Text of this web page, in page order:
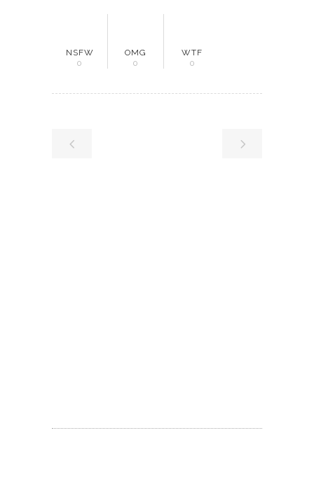
NSFW
0
OMG
0
WTF
0